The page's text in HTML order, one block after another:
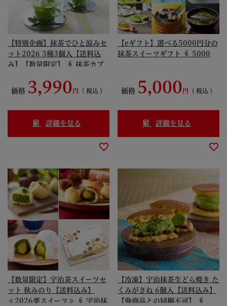
【特別企画】抹茶でひと涼みセ
ット2026 3種3個入【送料込
み】【数量限定】 § 抹茶カプ
リーンティー 加糖 S99075373
価格 3,990 税込
詳細を見る
【eギフト】選べる5000円分の
抹茶スイーツギフト § 5000
価格 5,000 税込
詳細を見る
【数量限定】宇治茶スイーツセ
ット 秋みのり【送料込み】
≪2026栗スイーツ≫ § 宇治抹
【冷凍】宇治抹茶生どら焼き た
くみがさね 6個入【送料込み】
【他商品との同梱不可】 §